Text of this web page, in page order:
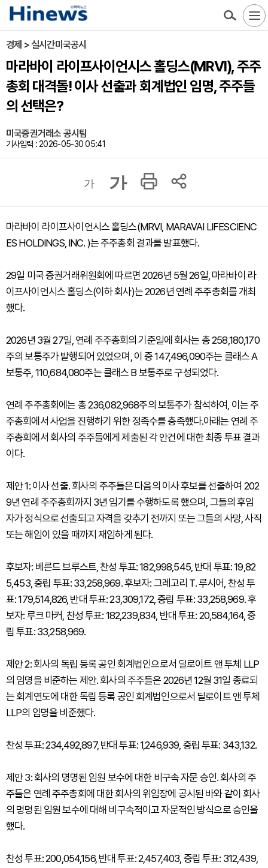
경제 > 실시간미국공시
마라바이 라이프사이언시스 홀딩스(MRVI), 주주
총회 대격돌! 이사 선출과 회계법인 임명, 주주들
의 선택은?
미국증권거래소 공시팀
기사입력 : 2026-05-30 05:41
가 가
마라바이 라이프사이언시스 홀딩스(MRVI, MARAVAI LIFESCIENC
ES HOLDINGS, INC. )는 주주총회 결과를 발표했다.
29일 미국 증권거래위원회에 따르면 2026년 5월 26일, 마라바이 라
이프사이언시스 홀딩스(이하 회사)는 2026년 연례 주주총회를 개최
했다.
2026년 3월 27일, 연례 주주총회의 기준일에 회사는 총 258,180,170
주의 보통주가 발행되어 있었으며, 이 중 147,496,090주는 클래스 A
보통주, 110,684,080주는 클래스 B 보통주로 구성되었다.
연례 주주총회에는 총 236,082,968주의 보통주가 참석하여, 이는 주
주총회에서 사업을 진행하기 위한 정족수를 충족했다.아래는 연례 주
주총회에서 회사의 주주들에게 제출된 각 안건에 대한 최종 투표 결과
이다.
제안 1: 이사 선출. 회사의 주주들은 다음의 이사 후보를 선출하여 202
9년 연례 주주총회까지 3년 임기를 수행하도록 했으며, 그들의 후임
자가 정식으로 선출되고 자격을 갖추기 전까지 또는 그들의 사망, 사직
또는 해임이 있을 때까지 재임하게 된다.
후보자: 베른드 브루스트, 찬성 투표: 182,998,545, 반대 투표: 19,82
5,453, 중립 투표: 33,258,969. 후보자: 그레고리 T. 루시어, 찬성 투
표: 179,514,826, 반대 투표: 23,309,172, 중립 투표: 33,258,969. 후
보자: 루크 마커, 찬성 투표: 182,239,834, 반대 투표: 20,584,164, 중
립 투표: 33,258,969.
제안 2: 회사의 독립 등록 공인 회계법인으로서 딜로이트 앤 투체 LLP
의 임명을 비준하는 제안. 회사의 주주들은 2026년 12월 31일 종료되
는 회계연도에 대한 독립 등록 공인 회계법인으로서 딜로이트 앤 투체
LLP의 임명을 비준했다.
찬성 투표: 234,492,897, 반대 투표: 1,246,939, 중립 투표: 343,132.
제안 3: 회사의 명명된 임원 보수에 대한 비구속 자문 승인. 회사의 주
주들은 연례 주주총회에 대한 회사의 위임장에 공시된 바와 같이 회사
의 명명된 임원 보수에 대해 비구속적이고 자문적인 방식으로 승인을
했다.
찬성 투표: 200,054,156, 반대 투표: 2,457,403, 중립 투표: 312,439,